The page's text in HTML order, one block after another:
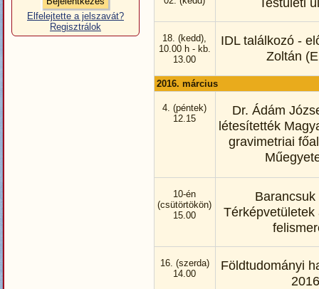
Elfelejtette a jelszavát?
Regisztrálok
18. (kedd),
10.00 h - kb.
13.00
IDL találkozó -
Zoltán
2016. március
4. (péntek)
12.15
Dr. Ádám
létesítették
gravimetriai
10-én
(csütörtökön)
15.00
16. (szerda)
14.00
Földtudományi